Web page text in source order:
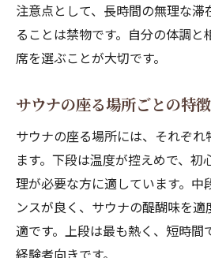
注意点として、長時間の無理な滞
ることは禁物です。自分の体調と
席を選ぶことが大切です。
サウナの座る場所ごとの特
サウナの座る場所には、それぞれ
ます。下段は温度が控えめで、初
理が必要な方に適しています。中
ンスが良く、サウナの醍醐味を
適です。上段は最も熱く、短時間
経験者向きです。